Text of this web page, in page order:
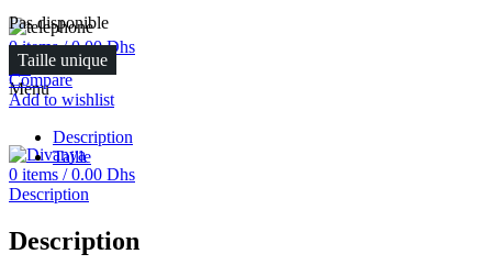
0items / 0.00Dhs
FR
Menu
0 items / 0.00 Dhs
Pas disponible
Taille unique
Compare
Add to wishlist
Description
Taille
Description
Description